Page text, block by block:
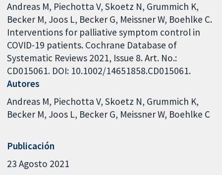
Andreas M, Piechotta V, Skoetz N, Grummich K,
Becker M, Joos L, Becker G, Meissner W, Boehlke C.
Interventions for palliative symptom control in
COVID-19 patients. Cochrane Database of
Systematic Reviews 2021, Issue 8. Art. No.:
CD015061. DOI: 10.1002/14651858.CD015061.
Autores
Andreas M Piechotta V Skoetz N Grummich K
Becker M Joos L Becker G Meissner W Boehlke C
Publicación
23 Agosto 2021